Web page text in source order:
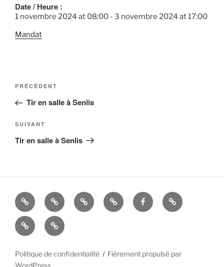
Date / Heure :
1 novembre 2024 at 08:00 - 3 novembre 2024 at17:00
Mandat
Navigation
l’article
Article
précédent
PRÉCÉDENT
Tir en salle à Senlis
Article
suivant
SUIVANT
Tir en salle à Senlis
La
Cie
d’Arc
Histoire ALBUMSLIENS
UTILES
FACEBOOKMandats
Nous
contacter
–
Politique de confidentialité
Fièrement propulsé par
WordPress